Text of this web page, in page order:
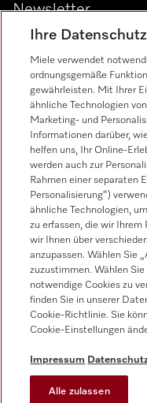
Newsletter
AGB
Datenschutz
Nutzungsbedingungen
Barrierefreiheitserklärung
EU-Gesetzen über digitale
Miele auf Instagram
Miele auf Miele
Ihre
Miele verwendet
ordnungsgemäße
gewährleisten. Mit Ihrer
ähnliche Technologien
Marketing- und
Informationen darüber,
helfen uns, Ihr Online-
werden auch zur
Rahmen einer separaten
Personalisierung“)
ähnliche Technologien,
zu erfassen, die wir Ihrem
wir Ihnen über
anzupassen. Wählen Sie
zuzustimmen. Wählen
notwendige Cookies zu
finden Sie in unserer
Cookie-Richtlinie. Sie
Cookie-Einstellungen
Impressum
Alle zulassen